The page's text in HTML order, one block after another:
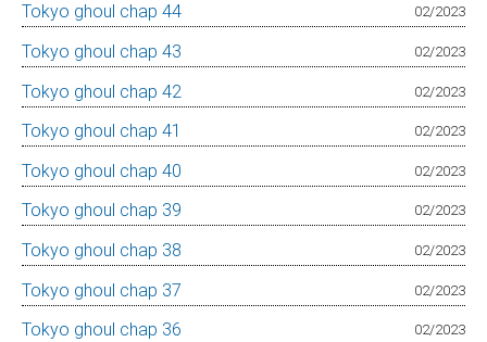
Tokyo ghoul chap 44 02/2023
Tokyo ghoul chap 43 02/2023
Tokyo ghoul chap 42 02/2023
Tokyo ghoul chap 41 02/2023
Tokyo ghoul chap 40 02/2023
Tokyo ghoul chap 39 02/2023
Tokyo ghoul chap 38 02/2023
Tokyo ghoul chap 37 02/2023
Tokyo ghoul chap 36 02/2023